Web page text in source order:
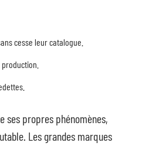
cesse leur catalogue.
ses propres phénomènes,
Les grandes marques